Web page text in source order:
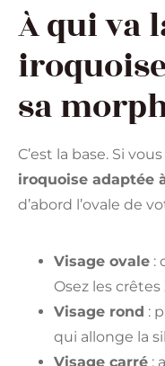
À qui va
sa
C’est la base. Si
iroquoise adaptée
d’abord l’ovale de
Visage ovale :
Osez les
Visage rond :
qui allonge la
Visage carré :